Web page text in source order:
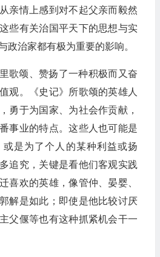
亲情上感到对不起父亲而毅然
些有关治国平天下的思想与实
政治家都有极为重要的影响。
歌颂、赞扬了一种积极而又奋
观。《史记》所歌颂的英雄人
勇于为国家、为社会作贡献，
事业的特点。这些人也可能是
是为了个人的某种利益或扬
追究，关键是看他们客观实践
喜欢的英雄，像管仲、晏婴、
解是如此；即使是他比较讨厌
父偃等也有这种抓紧机会干一